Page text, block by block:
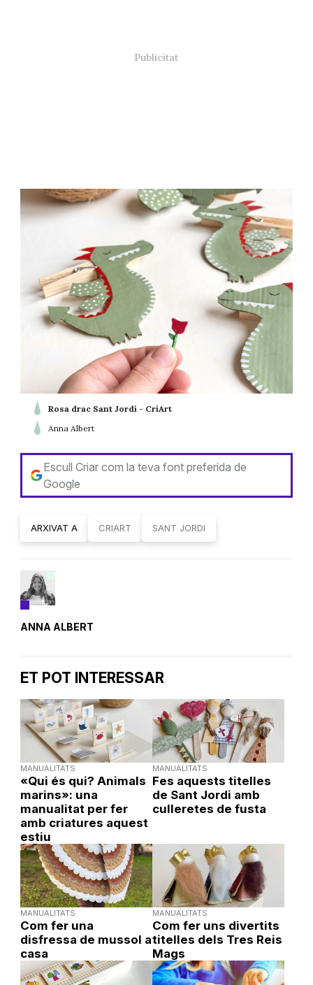
Rosa drac Sant Jordi - CriArt
Anna Albert
Escull Criar com la teva font preferida de
Google
ARXIVAT A CRIART SANT JORDI
ANNA ALBERT
ET POT INTERESSAR
MANUALITATS
«Qui és qui? Animals
marins»: una
manualitat per fer
amb criatures aquest
estiu
MANUALITATS
Fes aquests titelles
de Sant Jordi amb
culleretes de fusta
MANUALITATS
Com fer una
disfressa de mussol a
casa
MANUALITATS
Com fer uns divertits
titelles dels Tres Reis
Mags